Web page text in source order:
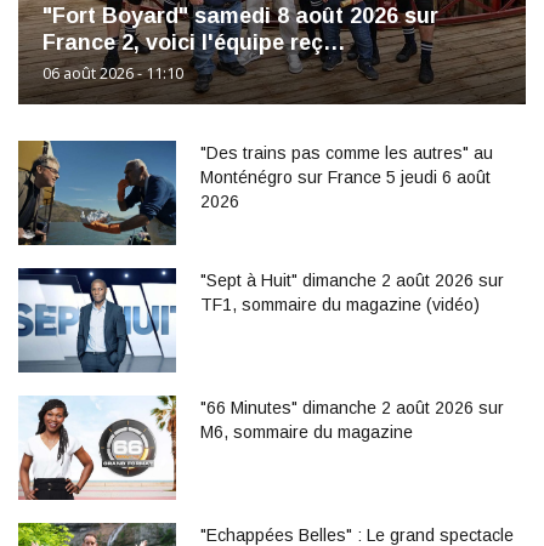
"Fort Boyard" samedi 8 août 2026 sur
France 2, voici l'équipe reç…
06 août 2026 - 11:10
"Des trains pas comme les autres" au
Monténégro sur France 5 jeudi 6 août
2026
"Sept à Huit" dimanche 2 août 2026 sur
TF1, sommaire du magazine (vidéo)
"66 Minutes" dimanche 2 août 2026 sur
M6, sommaire du magazine
"Echappées Belles" : Le grand spectacle